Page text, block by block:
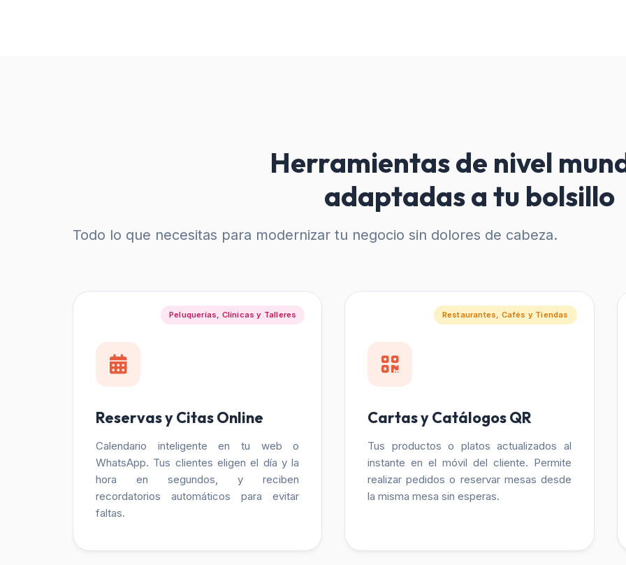
Herramientas de nivel
adaptadas a tu bolsillo
Todo lo que necesitas para modernizar tu negocio sin dolores de cabeza.
Peluquerías, Clínicas y Talleres
Reservas y Citas Online
Calendario inteligente en tu web o
WhatsApp. Tus clientes eligen el día y la
hora en segundos, y reciben
recordatorios automáticos para evitar
faltas.
Restaurantes, Cafés y Tiendas
Cartas y Catálogos QR
Tus productos o platos actualizados al
instante en el móvil del cliente. Permite
realizar pedidos o reservar mesas desde
la misma mesa sin esperas.